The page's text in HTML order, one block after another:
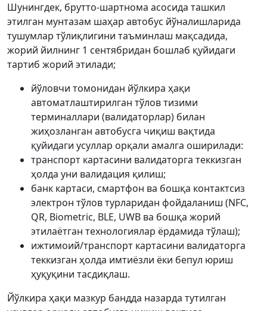
Шунингдек, брутто-шартнома асосида ташкил
этилган мунтазам шаҳар автобус йўналишларида
тушумлар тўлиқлигини таъминлаш мақсадида,
жорий йилнинг 1 сентябридан бошлаб қуйидаги
тартиб жорий этилади;
йўловчи томонидан йўлкира ҳақи
автоматлаштирилган тўлов тизими
терминаллари (валидаторлар) билан
жиҳозланган автобусга чиқиш вақтида
қуйидаги усуллар орқали амалга оширилади:
транспорт картасини валидаторга теккизган
ҳолда уни валидация қилиш;
банк картаси, смартфон ва бошқа контактсиз
электрон тўлов турларидан фойдаланиш (NFC,
QR, Biometric, BLE, UWB ва бошқа жорий
этилаётган технологиялар ёрдамида тўлаш);
ижтимоий/транспорт картасини валидаторга
теккизган ҳолда имтиёзли ёки бепул юриш
ҳуқуқини тасдиқлаш.
Йўлкира ҳақи мазкур бандда назарда тутилган